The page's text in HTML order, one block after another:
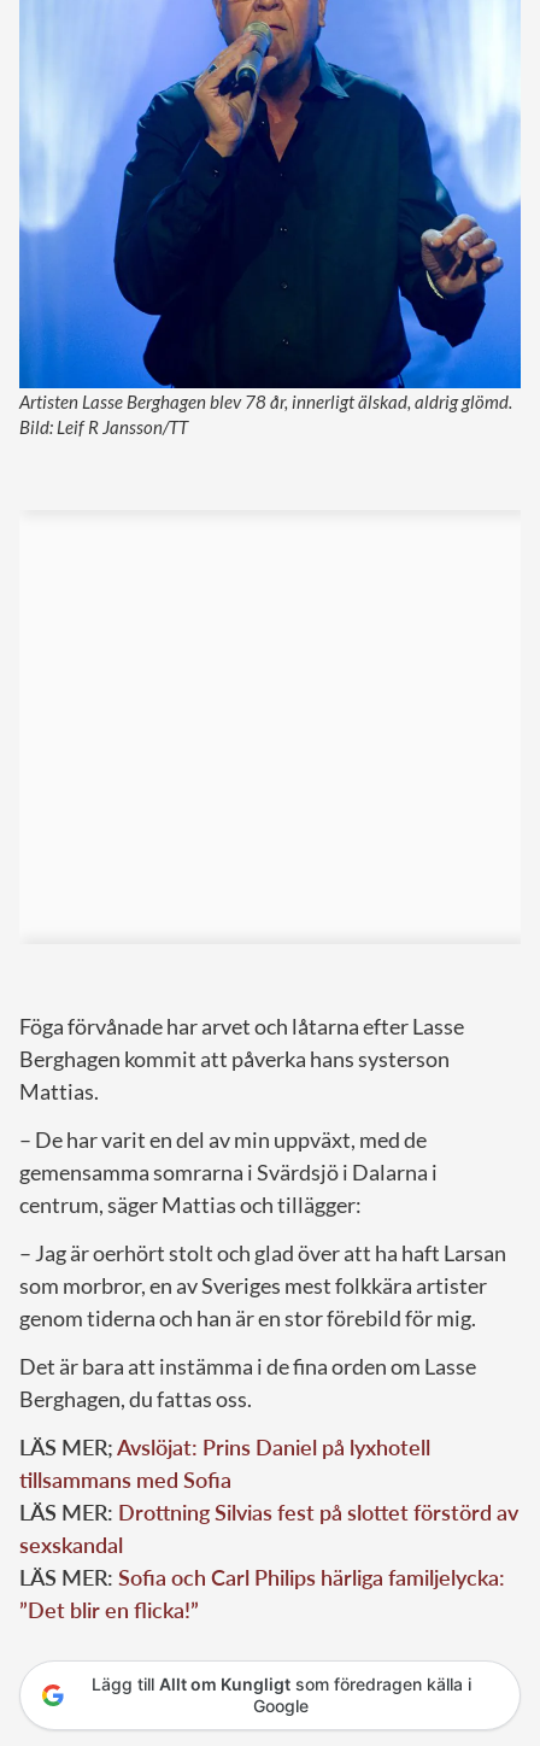
Artisten Lasse Berghagen blev 78 år, innerligt älskad, aldrig glömd.
Bild: Leif R Jansson/TT
Föga förvånade har arvet och låtarna efter Lasse
Berghagen kommit att påverka hans systerson
Mattias.
– De har varit en del av min uppväxt, med de
gemensamma somrarna i Svärdsjö i Dalarna i
centrum, säger Mattias och tillägger:
– Jag är oerhört stolt och glad över att ha haft Larsan
som morbror, en av Sveriges mest folkkära artister
genom tiderna och han är en stor förebild för mig.
Det är bara att instämma i de fina orden om Lasse
Berghagen, du fattas oss.
LÄS MER;Avslöjat: Prins Daniel på lyxhotell
tillsammans med Sofia
LÄS MER: Drottning Silvias fest på slottet förstörd av
sexskandal
LÄS MER: Sofia och Carl Philips härliga familjelycka:
”Det blir en flicka!”
Lägg till Allt om Kungligtsom föredragen källa i
Google